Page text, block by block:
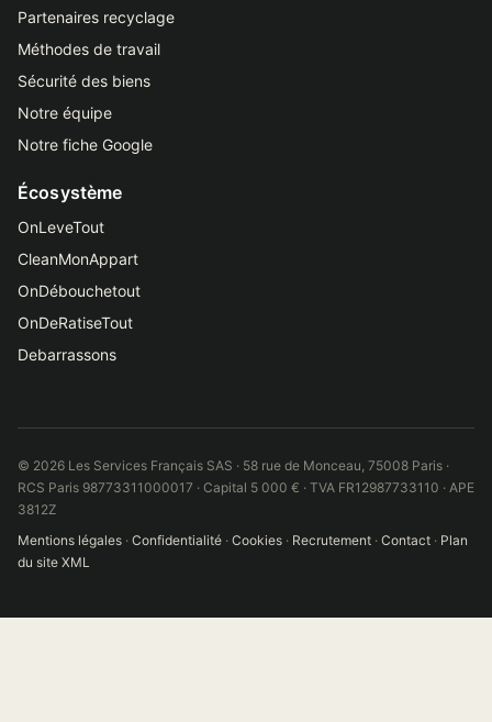
Partenaires recyclage
Méthodes de travail
Sécurité des biens
Notre équipe
Notre fiche Google
Écosystème
OnLeveTout
CleanMonAppart
OnDébouchetout
OnDeRatiseTout
Debarrassons
© 2026 Les Services Français SAS · 58 rue de Monceau, 75008 Paris ·
RCS Paris 98773311000017 · Capital 5 000 € · TVA FR12987733110 · APE
3812Z
Mentions légales · Confidentialité · Cookies · Recrutement · Contact · Plan
du site XML